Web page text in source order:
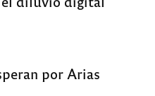
por Arias